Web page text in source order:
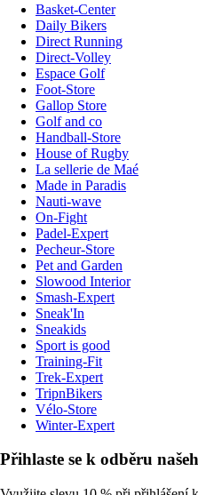
Basket-Center
Daily Bikers
Direct Running
Direct-Volley
Espace Golf
Foot-Store
Gallop Store
Golf and co
Handball-Store
House of Rugby
La sellerie de Maé
Made in Paradis
Nauti-wave
On-Fight
Padel-Expert
Pecheur-Store
Pet and Garden
Slowood Interior
Smash-Expert
Sneak'In
Sneakids
Sport is good
Training-Fit
Trek-Expert
TripnBikers
Vélo-Store
Winter-Expert
Přihlaste se k odběru